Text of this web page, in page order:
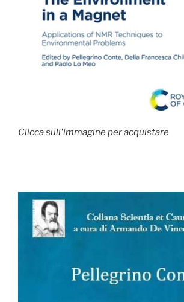
Clicca sull'immagine per acquistare